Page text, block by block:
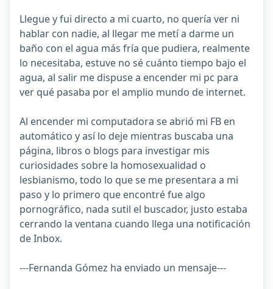
Llegue y fui directo a mi cuarto, no quería ver ni
hablar con nadie, al llegar me metí a darme un
baño con el agua más fría que pudiera, realmente
lo necesitaba, estuve no sé cuánto tiempo bajo el
agua, al salir me dispuse a encender mi pc para
ver qué pasaba por el amplio mundo de internet.
Al encender mi computadora se abrió mi FB en
automático y así lo deje mientras buscaba una
página, libros o blogs para investigar mis
curiosidades sobre la homosexualidad o
lesbianismo, todo lo que se me presentara a mi
paso y lo primero que encontré fue algo
pornográfico, nada sutil el buscador, justo estaba
cerrando la ventana cuando llega una notificación
de Inbox.
---Fernanda Gómez ha enviado un mensaje---